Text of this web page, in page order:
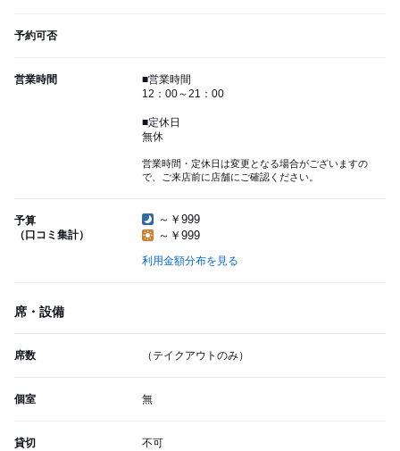
予約可否
営業時間
■営業時間
12：00～21：00
■定休日
無休
営業時間・定休日は変更となる場合がございますの
で、ご来店前に店舗にご確認ください。
予算
（口コミ集計）
～￥999
～￥999
利用金額分布を見る
席・設備
席数 （テイクアウトのみ）
個室 無
貸切 不可